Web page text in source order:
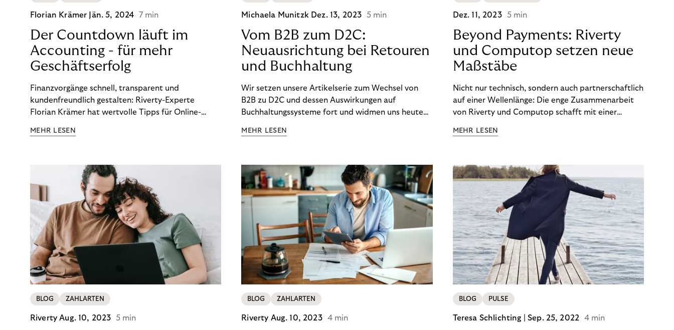
Florian Krämer Jän. 5, 2024 7 min
Der Countdown läuft im
Accounting - für mehr
Geschäftserfolg
Finanzvorgänge schnell, transparent und
kundenfreundlich gestalten: Riverty-Experte
Florian Krämer hat wertvolle Tipps für Online-
möchten.
MEHR LESEN
Michaela Munitzk Dez. 13, 2023 5 min
Vom B2B zum D2C:
Neuausrichtung bei Retouren
und Buchhaltung
Wir setzen unsere Artikelserie zum Wechsel von
B2B zu D2C und dessen Auswirkungen auf
Buchhaltungssysteme fort und widmen uns heute
im D2C-Bereich.
MEHR LESEN
Dez. 11, 2023 5 min
Beyond Payments: Riverty
und Computop setzen neue
Maßstäbe
Nicht nur technisch, sondern auch partnerschaftlich
auf einer Wellenlänge: Die enge Zusammenarbeit
von Riverty und Computop schafft mit einer
Zahlungsabwicklung echte Mehrwerte für Händler.
MEHR LESEN
BLOG ZAHLARTEN
RivertyAug. 10, 2023 5 min
BLOG ZAHLARTEN
Riverty Aug. 10, 2023 4 min
BLOG PULSE
Teresa Schlichting |Sep. 25, 2022 4 min